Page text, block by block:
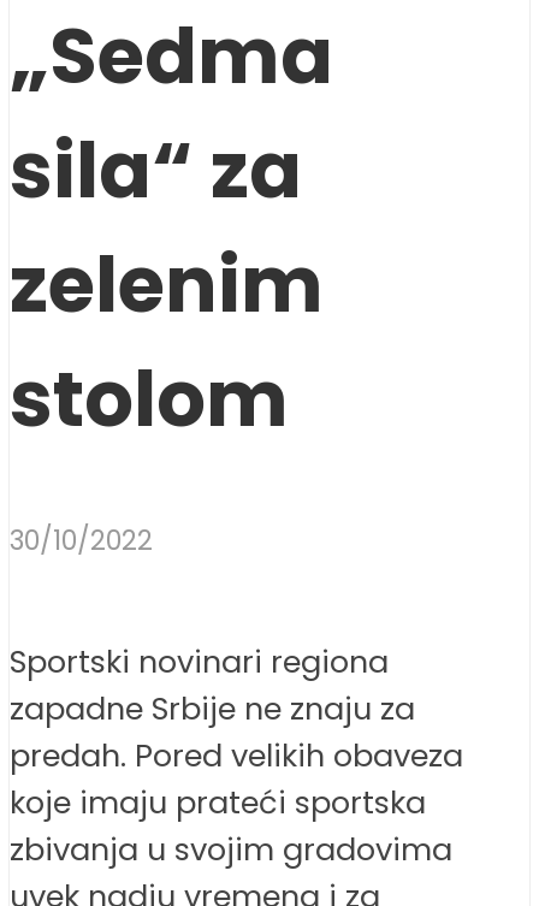
„Sedma
sila“ za
zelenim
stolom
30/10/2022
Sportski novinari regiona
zapadne Srbije ne znaju za
predah. Pored velikih obaveza
koje imaju prateći sportska
zbivanja u svojim gradovima
uvek nadju vremena i za